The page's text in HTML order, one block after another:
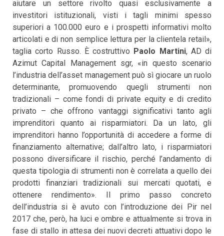
aiutare un settore rivolto quasi esclusivamente a
investitori istituzionali, visti i tagli minimi spesso
superiori a 100.000 euro e i prospetti informativi molto
articolati e di non semplice lettura per la clientela retail»,
taglia corto Russo. È costruttivo Paolo Martini, AD di
Azimut Capital Management sgr, «in questo scenario
l’industria dell’asset management può sì giocare un ruolo
determinante, promuovendo quegli strumenti non
tradizionali – come fondi di private equity e di credito
privato – che offrono vantaggi significativi tanto agli
imprenditori quanto ai risparmiatori. Da un lato, gli
imprenditori hanno l’opportunità di accedere a forme di
finanziamento alternative; dall’altro lato, i risparmiatori
possono diversificare il rischio, perché l’andamento di
questa tipologia di strumenti non è correlata a quello dei
prodotti finanziari tradizionali sui mercati quotati, e
ottenere rendimento». Il primo passo concreto
dell’industria si è avuto con l’introduzione dei Pir nel
2017 che, però, ha luci e ombre e attualmente si trova in
fase di stallo in attesa dei nuovi decreti attuativi dopo le